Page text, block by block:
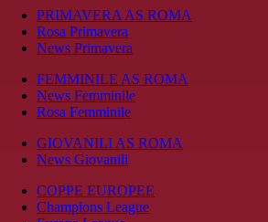
PRIMAVERA AS ROMA
Rosa Primavera
News Primavera
FEMMINILE AS ROMA
News Femminile
Rosa Femminile
GIOVANILI AS ROMA
News Giovanili
COPPE EUROPEE
Champions League